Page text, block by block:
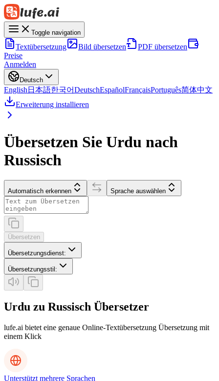
Toggle navigation
Textübersetzung Bild übersetzen
PDF übersetzen
Preise
Anmelden
Deutsch
English 日本語한국어DeutschEspañolFrançaisPortuguês简体中文
Erweiterung installieren
Übersetzen Sie Urdu nach
Russisch
Automatisch erkennen Sprache auswählen
Übersetzen
Übersetzungsdienst:
Übersetzungsstil :
Urdu zu Russisch Übersetzer
lufe.ai bietet eine genaue Online-Textübersetzung Übersetzung mit
einem Klick
Unterstützt mehrere Sprachen